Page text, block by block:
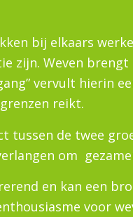
bij elkaars
zijn. Weven
vervult hierin
reikt.
tussen de twee
om
en kan een
voor